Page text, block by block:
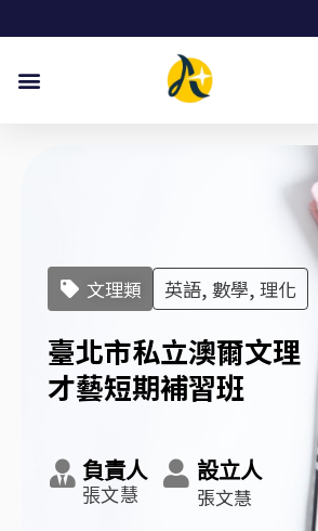
文理類 英語, 數學, 理化
臺北市私立澳爾文理
才藝短期補習班
負責人
張文慧
設立人
張文慧